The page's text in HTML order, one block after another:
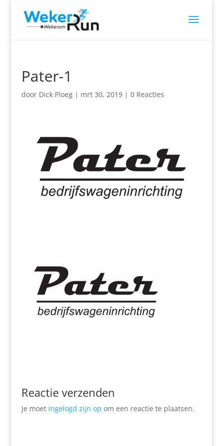
Pater-1
door Dick Ploeg| mrt 30, 2019| 0 Reacties
Reactie verzenden
Je moet ingelogd zijn op om een reactie te plaatsen.